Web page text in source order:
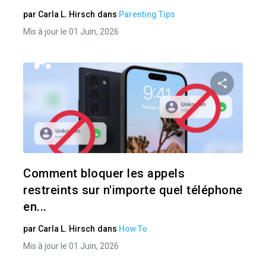
par Carla L. Hirsch dans Parenting Tips
Mis à jour le 01 Juin, 2026
Comment bloquer les appels
restreints sur n'importe quel téléphone
en...
par Carla L. Hirsch dans How To
Mis à jour le 01 Juin, 2026